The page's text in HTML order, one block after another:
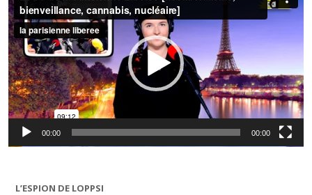
00:00 00:00
L’ESPION DE LOPPSI